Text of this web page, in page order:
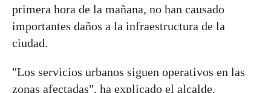
primera hora de la mañana, no han causado
importantes daños a la infraestructura de la
ciudad.
"Los servicios urbanos siguen operativos en las
zonas afectadas", ha explicado el alcalde.